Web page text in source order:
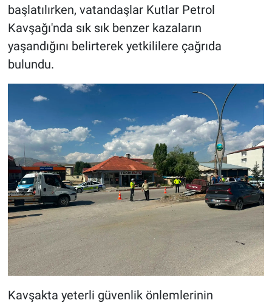
başlatılırken, vatandaşlar Kutlar Petrol
Kavşağı'nda sık sık benzer kazaların
yaşandığını belirterek yetkililere çağrıda
bulundu.
Kavşakta yeterli güvenlik önlemlerinin